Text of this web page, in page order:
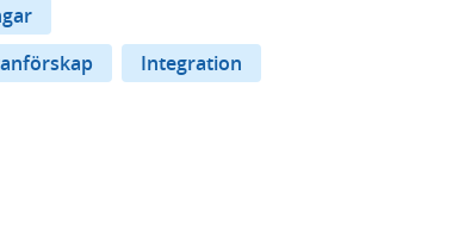
Integration